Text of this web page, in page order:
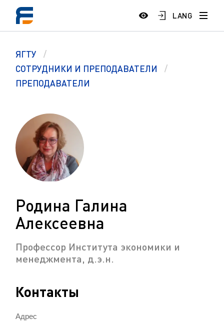
LANG
ЯГТУ
СОТРУДНИКИ И ПРЕПОДАВАТЕЛИ
ПРЕПОДАВАТЕЛИ
Родина Галина
Алексеевна
Профессор Института экономики и
менеджмента, д.э.н.
Контакты
Адрес